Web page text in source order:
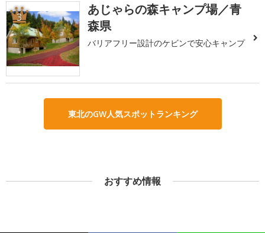
3
あじゃらの森キャンプ場／青
森県
バリアフリー設計のケビンで安心キャンプ
東北のGW人気スポットランキング
おすすめ情報